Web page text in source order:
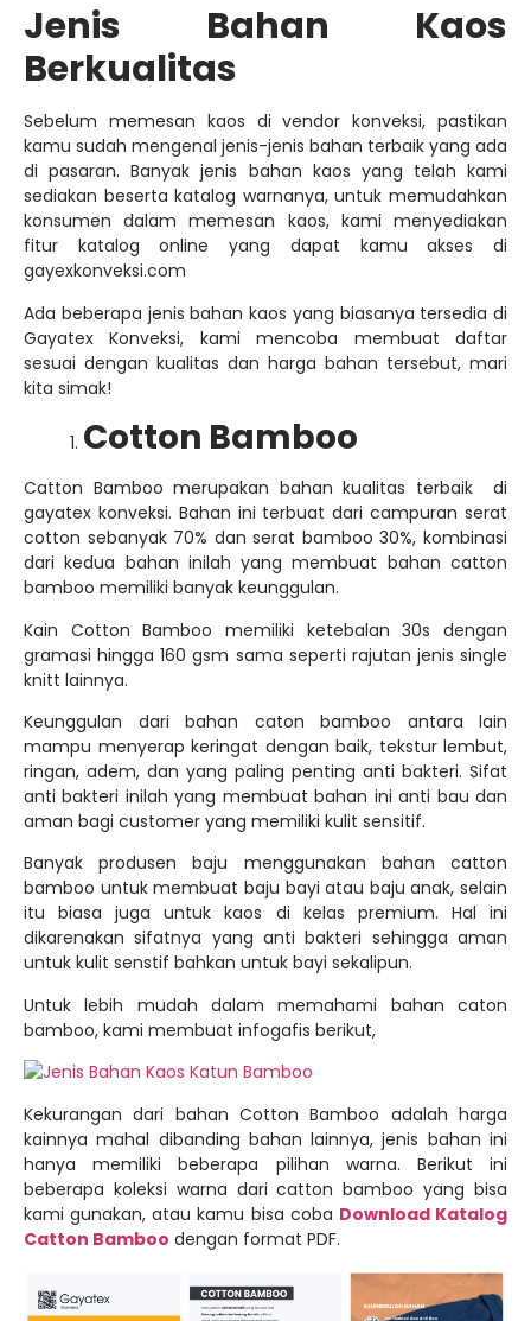
Jenis Bahan Kaos
Berkualitas
Sebelum memesan kaos di vendor konveksi, pastikan
kamu sudah mengenal jenis-jenis bahan terbaik yang ada
di pasaran. Banyak jenis bahan kaos yang telah kami
sediakan beserta katalog warnanya, untuk memudahkan
konsumen dalam memesan kaos, kami menyediakan
fitur katalog online yang dapat kamu akses di
gayexkonveksi.com
Ada beberapa jenis bahan kaos yang biasanya tersedia di
Gayatex Konveksi, kami mencoba membuat daftar
sesuai dengan kualitas dan harga bahan tersebut, mari
kita simak!
Cotton Bamboo
Catton Bamboo merupakan bahan kualitas terbaik di
gayatex konveksi. Bahan ini terbuat dari campuran serat
cotton sebanyak 70% dan serat bamboo 30%, kombinasi
dari kedua bahan inilah yang membuat bahan catton
bamboo memiliki banyak keunggulan.
Kain Cotton Bamboo memiliki ketebalan 30s dengan
gramasi hingga 160 gsm sama seperti rajutan jenis single
knitt lainnya.
Keunggulan dari bahan caton bamboo antara lain
mampu menyerap keringat dengan baik, tekstur lembut,
ringan, adem, dan yang paling penting anti bakteri. Sifat
anti bakteri inilah yang membuat bahan ini anti bau dan
aman bagi customer yang memiliki kulit sensitif.
Banyak produsen baju menggunakan bahan catton
bamboo untuk membuat baju bayi atau baju anak, selain
itu biasa juga untuk kaos di kelas premium. Hal ini
dikarenakan sifatnya yang anti bakteri sehingga aman
untuk kulit senstif bahkan untuk bayi sekalipun.
Untuk lebih mudah dalam memahami bahan caton
bamboo, kami membuat infogafis berikut,
Kekurangan dari bahan Cotton Bamboo adalah harga
kainnya mahal dibanding bahan lainnya, jenis bahan ini
hanya memiliki beberapa pilihan warna. Berikut ini
beberapa koleksi warna dari catton bamboo yang bisa
kami gunakan, atau kamu bisa coba Download Katalog
Catton Bamboo dengan format PDF.